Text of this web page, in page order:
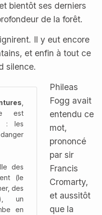
bientôt ses derniers
de la forêt.
Il y eut encore
et enfin à tout ce
silence.
,
est
: les
des
(le
des
un
en
Phileas
Fogg avait
entendu ce
mot,
prononcé
par sir
Francis
Cromarty,
et aussitôt
que la